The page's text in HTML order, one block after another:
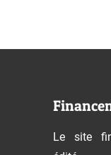
Le site